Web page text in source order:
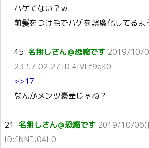
ハゲてない？ｗ
前髪をつけ毛でハゲを誤魔化してるよ
45: 名無しさん＠恐縮です 2019/10/
23:57:02.27 ID:4iVLf9qK0
>>17
なんかメンツ豪華じゃね？
21: 名無しさん＠恐縮です 2019/10/06(
ID:fNNFJ04L0